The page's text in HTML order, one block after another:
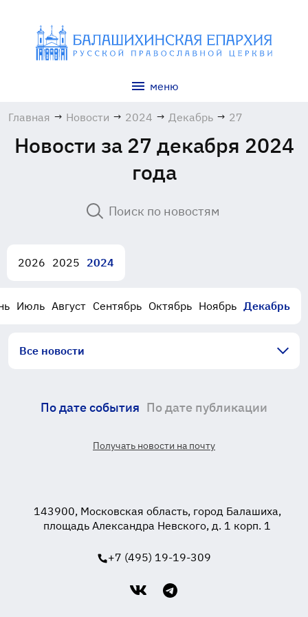
меню
Главная → Новости → 2024 → Декабрь → 27
Новости за 27 декабря 2024
года
2026 2025 2024
Июль Август Сентябрь Октябрь Ноябрь Декабрь
Все новости
По дате события По дате публикации
Получать новости на почту
143900, Московская область, город Балашиха,
площадь Александра Невского, д. 1 корп. 1
+7 (495) 19-19-309